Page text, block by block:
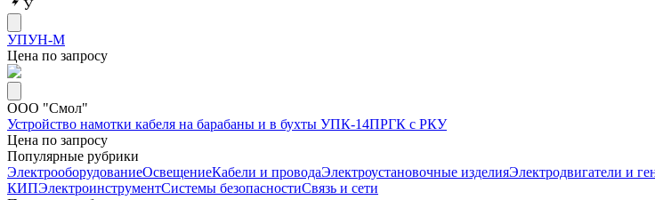
У
УПУН-М
Цена по запросу
ООО "Смол"
Устройство намотки кабеля на барабаны и в бухты УПК-14ПРГК с РКУ
Цена по запросу
Популярные рубрики
ЭлектрооборудованиеОсвещениеКабели и проводаЭлектроустановочные изделияЭлектродвигатели и
КИПЭлектроинструментСистемы безопасностиСвязь и сети